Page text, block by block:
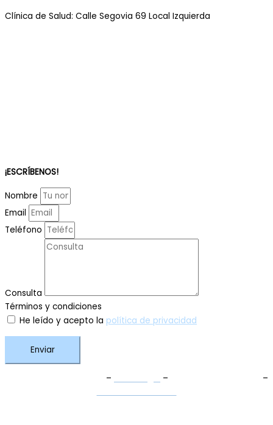
Clínica de Salud: Calle Segovia 69 Local Izquierda
¡ESCRÍBENOS!
Nombre
Email
Teléfono
Consulta
Términos y condiciones
He leído y acepto la política de privacidad
Enviar
– –
–